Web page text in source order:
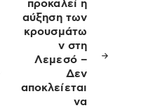
προκαλεί η
αύξηση των
κρουσμάτω
ν στη
Λεμεσό –
Δεν
αποκλείεται
να